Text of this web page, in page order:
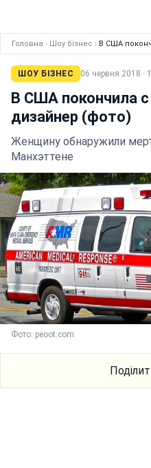
Головна › Шоу бізнес › В США
ШОУ БІЗНЕС 06 червня 2018 ·
В США покончила с
дизайнер (фото)
Женщину обнаружили
Манхэттене
Фото: peoot.com